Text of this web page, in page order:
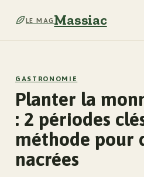
LE MAGMassiac
GASTRONOMIE
Planter la
: 2 périodes
méthode pour
nacrées